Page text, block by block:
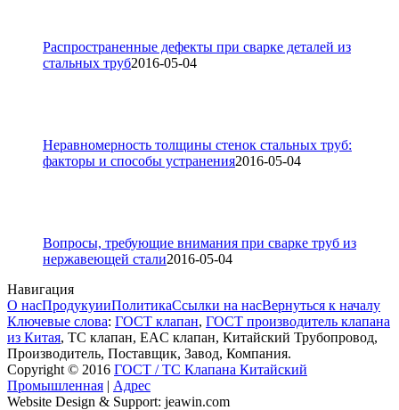
Распространенные дефекты при сварке деталей из
стальных труб2016-05-04
Неравномерность толщины стенок стальных труб:
факторы и способы устранения2016-05-04
Вопросы, требующие внимания при сварке труб из
нержавеющей стали2016-05-04
Навигация
О насПродукуииПолитикаСсылки на насВернуться к началу
Ключевые слова: ГОСТ клапан, ГОСТ производитель клапана
из Китая, ТС клапан, EAC клапан, Китайский Трубопровод,
Производитель, Поставщик, Завод, Компания.
Copyright © 2016 ГОСТ / ТС Клапана Китайский
Промышленная | Адрес
Website Design & Support: jeawin.com